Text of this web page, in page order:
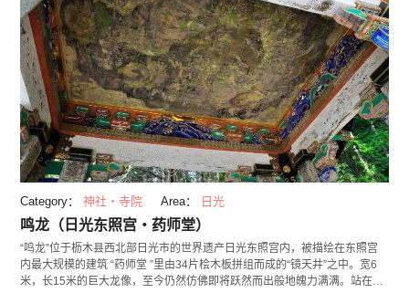
Category： 神社・寺院 Area： 日光
鸣龙（日光东照宫・药师堂）
“鸣龙”位于枥木县西北部日光市的世界遗产日光东照宫内，被描绘在东照宫
内最大规模的建筑 “药师堂 ”里由34片桧木板拼组而成的“镜天井”之中。宽6
米，长15米的巨大龙像，至今仍然仿佛即将跃然而出般地魄力满满。站在龙